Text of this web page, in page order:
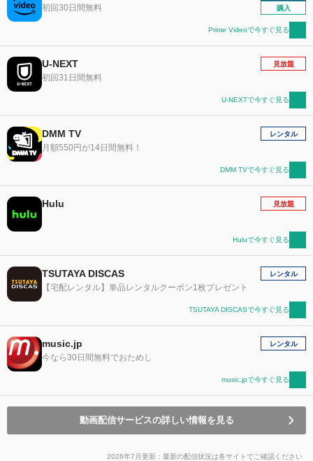
初回30日間無料
購入
Prime Videoで今すぐ見る
U-NEXT
初回31日間無料
見放題
U-NEXTで今すぐ見る
DMM TV
月額550円が14日間無料！
レンタル
DMM TVで今すぐ見る
Hulu 見放題
Huluで今すぐ見る
TSUTAYA DISCAS
【宅配レンタル】単品レンタルクーポン1枚プレゼント
レンタル
TSUTAYA DISCASで今すぐ見る
music.jp
今なら30日間無料でおためし
レンタル
music.jpで今すぐ見る
動画配信サービスの詳しい情報を見る
2026年7月更新：最新の配信状況は各サイトでご確認ください